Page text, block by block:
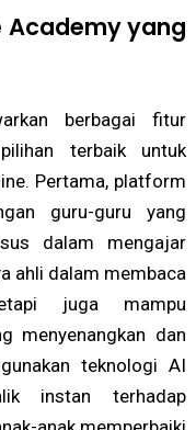
Academy yang
berbagai fitur
terbaik untuk
Pertama, platform
guru-guru yang
dalam mengajar
ahli dalam membaca
juga mampu
menyenangkan dan
teknologi AI
instan terhadap